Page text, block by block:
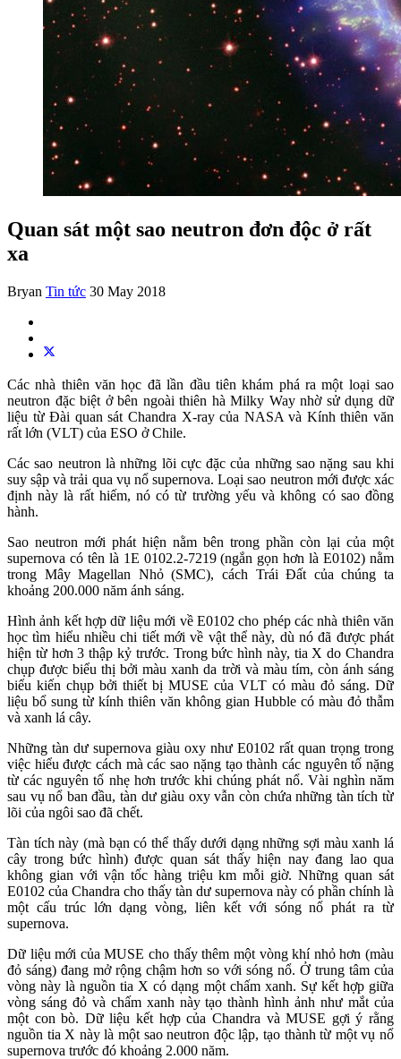
Quan sát một sao neutron đơn độc ở rất
xa
Bryan Tin tức 30 May 2018
Các nhà thiên văn học đã lần đầu tiên khám phá ra một loại sao
neutron đặc biệt ở bên ngoài thiên hà Milky Way nhờ sử dụng dữ
liệu từ Đài quan sát Chandra X-ray của NASA và Kính thiên văn
rất lớn (VLT) của ESO ở Chile.
Các sao neutron là những lõi cực đặc của những sao nặng sau khi
suy sập và trải qua vụ nổ supernova. Loại sao neutron mới được xác
định này là rất hiếm, nó có từ trường yếu và không có sao đồng
hành.
Sao neutron mới phát hiện nằm bên trong phần còn lại của một
supernova có tên là 1E 0102.2-7219 (ngắn gọn hơn là E0102) nằm
trong Mây Magellan Nhỏ (SMC), cách Trái Đất của chúng ta
khoảng 200.000 năm ánh sáng.
Hình ảnh kết hợp dữ liệu mới về E0102 cho phép các nhà thiên văn
học tìm hiểu nhiều chi tiết mới về vật thể này, dù nó đã được phát
hiện từ hơn 3 thập kỷ trước. Trong bức hình này, tia X do Chandra
chụp được biểu thị bởi màu xanh da trời và màu tím, còn ánh sáng
biểu kiến chụp bởi thiết bị MUSE của VLT có màu đỏ sáng. Dữ
liệu bổ sung từ kính thiên văn không gian Hubble có màu đỏ thẫm
và xanh lá cây.
Những tàn dư supernova giàu oxy như E0102 rất quan trọng trong
việc hiểu được cách mà các sao nặng tạo thành các nguyên tố nặng
từ các nguyên tố nhẹ hơn trước khi chúng phát nổ. Vài nghìn năm
sau vụ nổ ban đầu, tàn dư giàu oxy vẫn còn chứa những tàn tích từ
lõi của ngôi sao đã chết.
Tàn tích này (mà bạn có thể thấy dưới dạng những sợi màu xanh lá
cây trong bức hình) được quan sát thấy hiện nay đang lao qua
không gian với vận tốc hàng triệu km mỗi giờ. Những quan sát
E0102 của Chandra cho thấy tàn dư supernova này có phần chính là
một cấu trúc lớn dạng vòng, liên kết với sóng nổ phát ra từ
supernova.
Dữ liệu mới của MUSE cho thấy thêm một vòng khí nhỏ hơn (màu
đỏ sáng) đang mở rộng chậm hơn so với sóng nổ. Ở trung tâm của
vòng này là nguồn tia X có dạng một chấm xanh. Sự kết hợp giữa
vòng sáng đỏ và chấm xanh này tạo thành hình ảnh như mắt của
một con bò. Dữ liệu kết hợp của Chandra và MUSE gợi ý rằng
nguồn tia X này là một sao neutron độc lập, tạo thành từ một vụ nổ
supernova trước đó khoảng 2.000 năm.